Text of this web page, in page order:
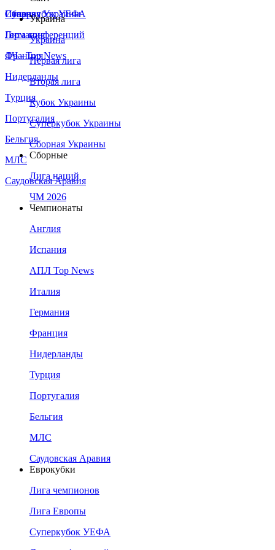
Сборная Украины
Италия
Германия
Франция
Нидерланды
Турция
Португалия
Бельгия
МЛС
Саудовская Аравия
Суперкубок УЕФА
Лига конференций
ЛЧ - Top News
Украина
Украина
Первая лига
Вторая лига
Кубок Украины
Суперкубок Украины
Сборная Украины
Сборные
Лига наций
ЧМ 2026
Чемпионаты
Англия
Испания
АПЛ Top News
Италия
Германия
Франция
Нидерланды
Турция
Португалия
Бельгия
МЛС
Саудовская Аравия
Еврокубки
Лига чемпионов
Лига Европы
Суперкубок УЕФА